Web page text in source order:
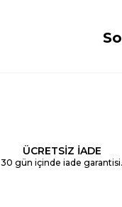
ÜCRETSİZ İADE
30 gün içinde iade garantisi.